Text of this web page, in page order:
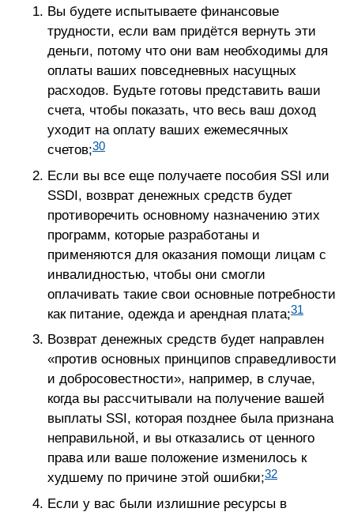
Вы будете испытываете финансовые
трудности, если вам придётся вернуть эти
деньги, потому что они вам необходимы для
оплаты ваших повседневных насущных
расходов. Будьте готовы представить ваши
счета, чтобы показать, что весь ваш доход
уходит на оплату ваших ежемесячных
счетов;30
Если вы все еще получаете пособия SSI или
SSDI, возврат денежных средств будет
противоречить основному назначению этих
программ, которые разработаны и
применяются для оказания помощи лицам с
инвалидностью, чтобы они смогли
оплачивать такие свои основные потребности
как питание, одежда и арендная плата;31
Возврат денежных средств будет направлен
«против основных принципов справедливости
и добросовестности», например, в случае,
когда вы рассчитывали на получение вашей
выплаты SSI, которая позднее была признана
неправильной, и вы отказались от ценного
права или ваше положение изменилось к
худшему по причине этой ошибки;32
Если у вас были излишние ресурсы в